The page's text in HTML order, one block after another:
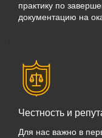
практику по
документацию на
Честность и
Для нас важно в